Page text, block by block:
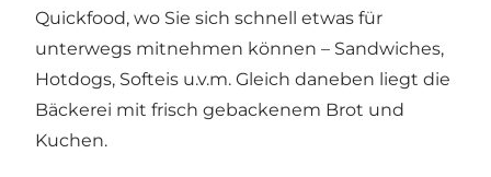
Quickfood, wo Sie sich schnell etwas für
unterwegs mitnehmen können – Sandwiches,
Hotdogs, Softeis u.v.m. Gleich daneben liegt die
Bäckerei mit frisch gebackenem Brot und
Kuchen.